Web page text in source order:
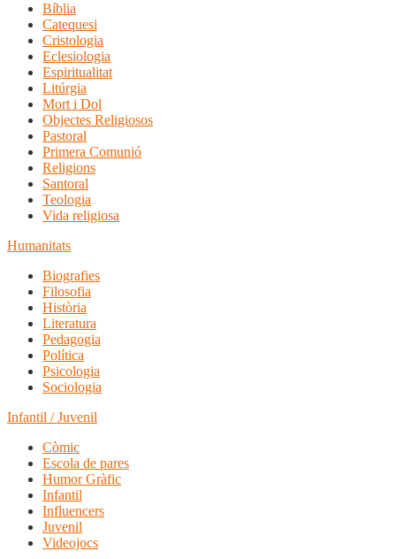
Bíblia
Catequesi
Cristologia
Eclesiologia
Espiritualitat
Litúrgia
Mort i Dol
Objectes Religiosos
Pastoral
Primera Comunió
Religions
Santoral
Teologia
Vida religiosa
Humanitats
Biografies
Filosofia
Història
Literatura
Pedagogia
Política
Psicologia
Sociologia
Infantil / Juvenil
Còmic
Escola de pares
Humor Gràfic
Infantil
Influencers
Juvenil
Videojocs